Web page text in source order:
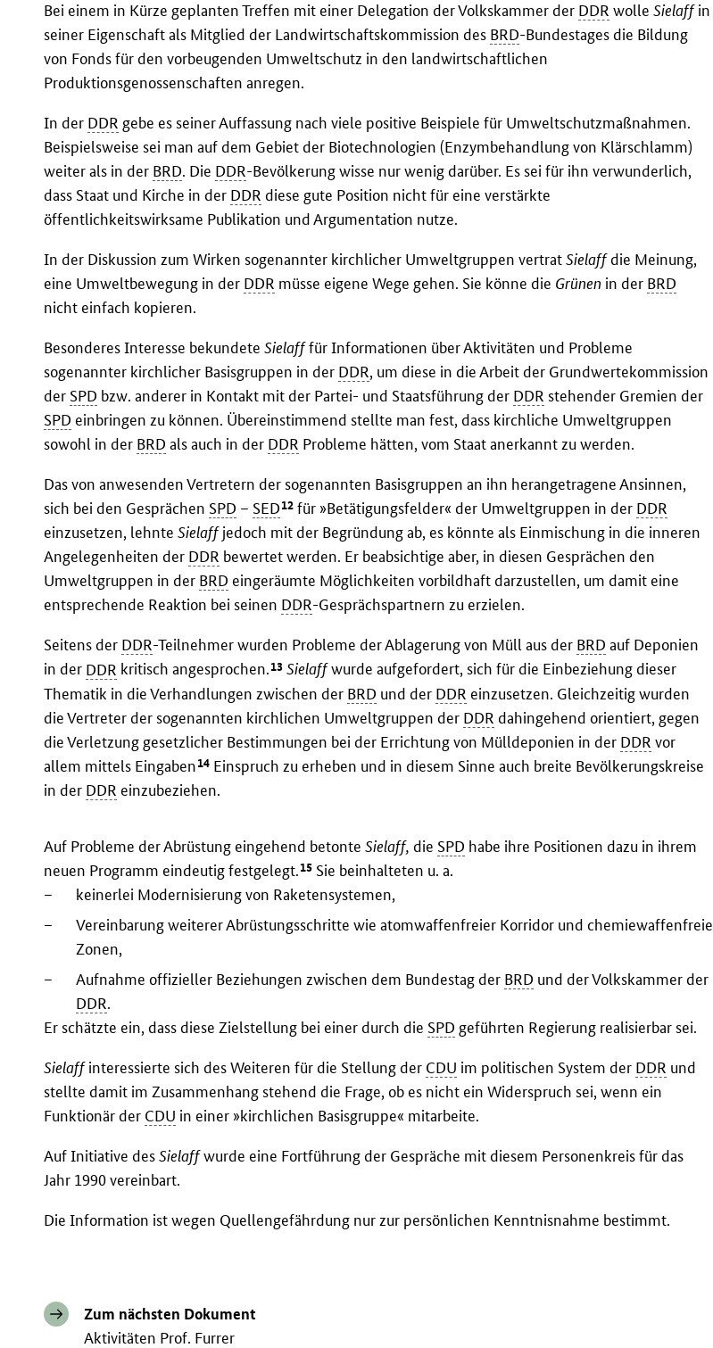
Bei einem in Kürze geplanten Treffen mit einer Delegation der Volkskammer der DDR wolleSielaffin
seiner Eigenschaft als Mitglied der Landwirtschaftskommission des BRD-Bundestages die Bildung
von Fonds für den vorbeugenden Umweltschutz in den landwirtschaftlichen
Produktionsgenossenschaften anregen.
In der DDR gebe es seiner Auffassung nach viele positive Beispiele für Umweltschutzmaßnahmen.
Beispielsweise sei man auf dem Gebiet der Biotechnologien (Enzymbehandlung von Klärschlamm)
weiter als in der BRD. Die DDR-Bevölkerung wisse nur wenig darüber. Es sei für ihn verwunderlich,
dass Staat und Kirche in der DDR diese gute Position nicht für eine verstärkte
öffentlichkeitswirksame Publikation und Argumentation nutze.
In der Diskussion zum Wirken sogenannter kirchlicher Umweltgruppen vertratSielaffdie Meinung,
eine Umweltbewegung in der DDR müsse eigene Wege gehen. Sie könne die Grünen in der BRD
nicht einfach kopieren.
Besonderes Interesse bekundeteSielafffür Informationen über Aktivitäten und Probleme
sogenannter kirchlicher Basisgruppen in der DDR, um diese in die Arbeit der Grundwertekommission
der SPD bzw. anderer in Kontakt mit der Partei- und Staatsführung der DDR stehender Gremien der
SPD einbringen zu können. Übereinstimmend stellte man fest, dass kirchliche Umweltgruppen
sowohl in der BRD als auch in der DDR Probleme hätten, vom Staat anerkannt zu werden.
Das von anwesenden Vertretern der sogenannten Basisgruppen an ihn herangetragene Ansinnen,
sich bei den Gesprächen SPD – SED12 für »Betätigungsfelder« der Umweltgruppen in der DDR
einzusetzen, lehnteSielaffjedoch mit der Begründung ab, es könnte als Einmischung in die inneren
Angelegenheiten der DDR bewertet werden. Er beabsichtige aber, in diesen Gesprächen den
Umweltgruppen in der BRD eingeräumte Möglichkeiten vorbildhaft darzustellen, um damit eine
entsprechende Reaktion bei seinen DDR-Gesprächspartnern zu erzielen.
Seitens der DDR-Teilnehmer wurden Probleme der Ablagerung von Müll aus der BRD auf Deponien
in der DDR kritisch angesprochen.13 Sielaffwurde aufgefordert, sich für die Einbeziehung dieser
Thematik in die Verhandlungen zwischen der BRD und der DDR einzusetzen. Gleichzeitig wurden
die Vertreter der sogenannten kirchlichen Umweltgruppen der DDR dahingehend orientiert, gegen
die Verletzung gesetzlicher Bestimmungen bei der Errichtung von Mülldeponien in der DDR vor
allem mittels Eingaben14 Einspruch zu erheben und in diesem Sinne auch breite Bevölkerungskreise
in der DDR einzubeziehen.
Auf Probleme der Abrüstung eingehend betonteSielaff, die SPD habe ihre Positionen dazu in ihrem
neuen Programm eindeutig festgelegt.15 Sie beinhalteten u. a.
–
keinerlei Modernisierung von Raketensystemen,
–
Vereinbarung weiterer Abrüstungsschritte wie atomwaffenfreier Korridor und chemiewaffenfreie
Zonen,
–
Aufnahme offizieller Beziehungen zwischen dem Bundestag der BRD und der Volkskammer der
DDR.
Er schätzte ein, dass diese Zielstellung bei einer durch die SPD geführten Regierung realisierbar sei.
Sielaffinteressierte sich des Weiteren für die Stellung der CDU im politischen System der DDR und
stellte damit im Zusammenhang stehend die Frage, ob es nicht ein Widerspruch sei, wenn ein
Funktionär der CDU in einer »kirchlichen Basisgruppe« mitarbeite.
Auf Initiative desSielaffwurde eine Fortführung der Gespräche mit diesem Personenkreis für das
Jahr 1990 vereinbart.
Die Information ist wegen Quellengefährdung nur zur persönlichen Kenntnisnahme bestimmt.
Zum nächsten Dokument
Aktivitäten Prof. Furrer